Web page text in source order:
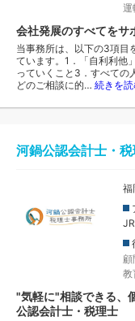
運
会社発展のすべてをサ
当事務所は、以下の3項目
ています。1．「自利利他
っていくこと3．すべての
どのご相談に的… 続きを
河鍋公認会計士・
福
教
"気軽に"相談できる、
公認会計士・税理士